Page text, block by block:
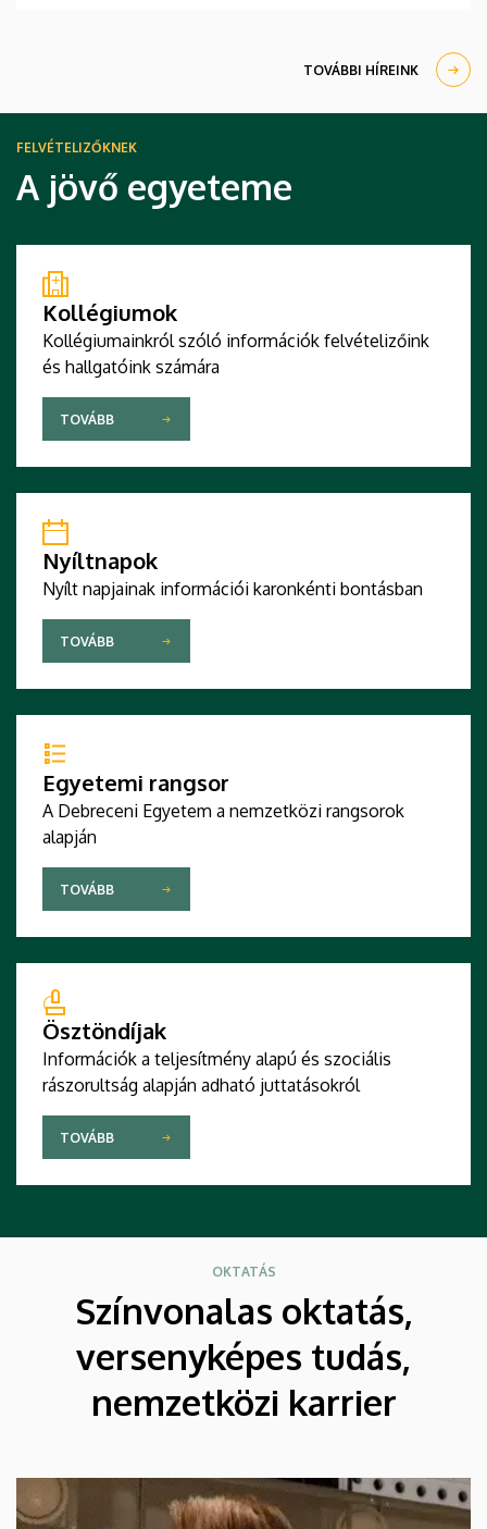
TOVÁBBI HÍREINK
FELVÉTELIZŐKNEK
A jövő egyeteme
Kollégiumok
Kollégiumainkról szóló információk felvételizőink
és hallgatóink számára
TOVÁBB
Nyíltnapok
Nyílt napjainak információi karonkénti bontásban
TOVÁBB
Egyetemi rangsor
A Debreceni Egyetem a nemzetközi rangsorok
alapján
TOVÁBB
Ösztöndíjak
Információk a teljesítmény alapú és szociális
rászorultság alapján adható juttatásokról
TOVÁBB
OKTATÁS
Színvonalas oktatás,
versenyképes tudás,
nemzetközi karrier